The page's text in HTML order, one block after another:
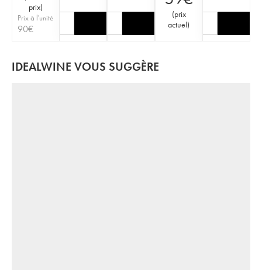
prix)
Prix à l'unité
90€
(prix
actuel)
IDEALWINE VOUS SUGGÈRE